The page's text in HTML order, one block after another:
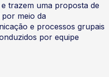
trazem uma proposta de
meio da
e processos grupais
por equipe